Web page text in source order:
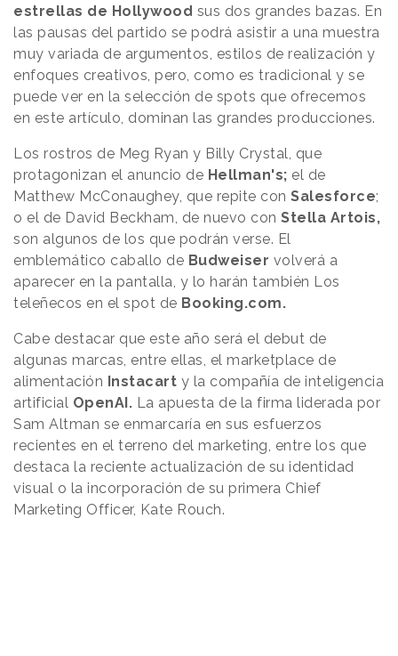
estrellas de Hollywood sus dos grandes bazas. En
las pausas del partido se podrá asistir a una muestra
muy variada de argumentos, estilos de realización y
enfoques creativos, pero, como es tradicional y se
puede ver en la selección de spots que ofrecemos
en este artículo, dominan las grandes producciones.
Los rostros de Meg Ryan y Billy Crystal, que
protagonizan el anuncio de Hellman's; el de
Matthew McConaughey, que repite con Salesforce;
o el de David Beckham, de nuevo con Stella Artois,
son algunos de los que podrán verse. El
emblemático caballo de Budweiser volverá a
aparecer en la pantalla, y lo harán también Los
teleñecos en el spot de Booking.com.
Cabe destacar que este año será el debut de
algunas marcas, entre ellas, el marketplace de
alimentación Instacart y la compañía de inteligencia
artificial OpenAI. La apuesta de la firma liderada por
Sam Altman se enmarcaría en sus esfuerzos
recientes en el terreno del marketing, entre los que
destaca la reciente actualización de su identidad
visual o la incorporación de su primera Chief
Marketing Officer, Kate Rouch.